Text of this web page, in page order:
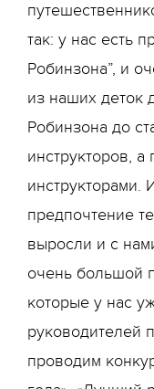
так: у нас есть
Робинзона”, и
из наших деток
Робинзона до
инструкторов, а
инструкторами.
предпочтение
выросли и с
очень большой
которые у нас
руководителей
проводим